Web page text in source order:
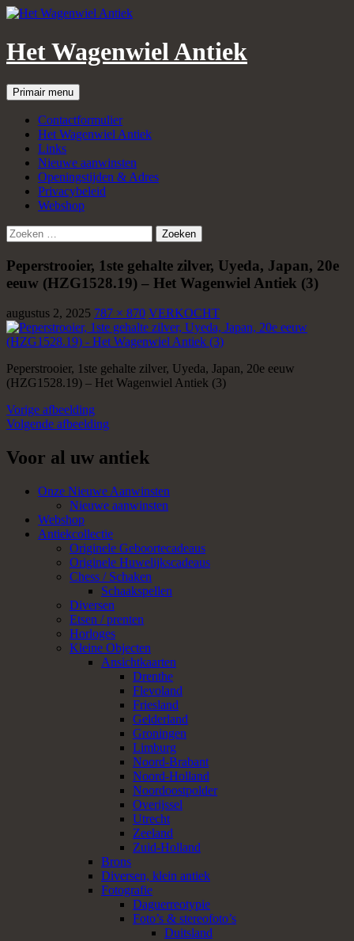
Het Wagenwiel Antiek
Zoeken
Primair menu
naar
inhoud
Contactformulier
Het Wagenwiel Antiek
Links
Nieuwe aanwinsten
Openingstijden & Adres
Privacybeleid
Webshop
Zoeken
naar:
Peperstrooier, 1ste gehalte zilver, Uyeda, Japan, 20e
eeuw (HZG1528.19) – Het Wagenwiel Antiek (3)
augustus 2, 2025 787 × 870 VERKOCHT
Peperstrooier, 1ste gehalte zilver, Uyeda, Japan, 20e eeuw
(HZG1528.19) – Het Wagenwiel Antiek (3)
Vorige afbeelding
Volgende afbeelding
Voor al uw antiek
Onze Nieuwe Aanwinsten
Nieuwe aanwinsten
Webshop
Antiekcollectie
Originele Geboortecadeaus
Originele Huwelijkscadeaus
Chess / Schaken
Schaakspellen
Diversen
Etsen / prenten
Horloges
Kleine Objecten
Ansichtkaarten
Drenthe
Flevoland
Friesland
Gelderland
Groningen
Limburg
Noord-Brabant
Noord-Holland
Noordoostpolder
Overijssel
Utrecht
Zeeland
Zuid-Holland
Brons
Diversen, klein antiek
Fotografie
Daguerreotypie
Foto’s & stereofoto’s
Duitsland